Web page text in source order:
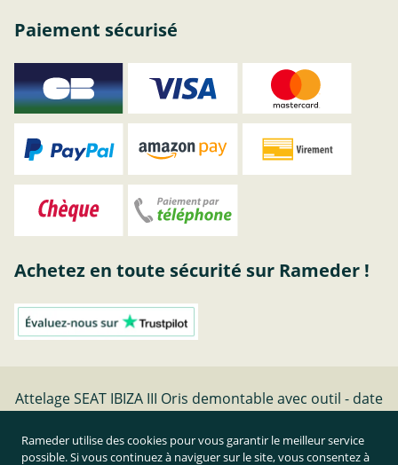
Paiement sécurisé
Achetez en toute sécurité sur Rameder !
Attelage SEAT IBIZA III Oris demontable avec outil - date
Rameder utilise des cookies pour vous garantir le meilleur service
possible. Si vous continuez à naviguer sur le site, vous consentez à